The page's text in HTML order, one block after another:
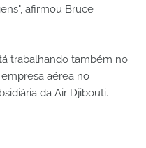
afirmou Bruce
trabalhando também no
aérea no
da Air Djibouti.